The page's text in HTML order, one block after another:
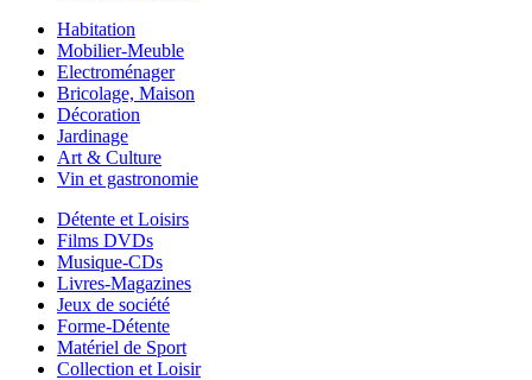
Habitation
Mobilier-Meuble
Electroménager
Bricolage, Maison
Décoration
Jardinage
Art & Culture
Vin et gastronomie
Détente et Loisirs
Films DVDs
Musique-CDs
Livres-Magazines
Jeux de société
Forme-Détente
Matériel de Sport
Collection et Loisir